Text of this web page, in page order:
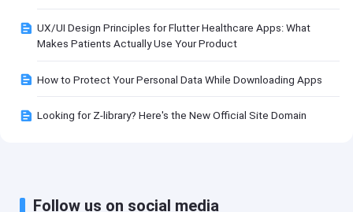
UX/UI Design Principles for Flutter Healthcare Apps: What
Makes Patients Actually Use Your Product
How to Protect Your Personal Data While Downloading Apps
Looking for Z-library? Here's the New Official Site Domain
Follow us on social media